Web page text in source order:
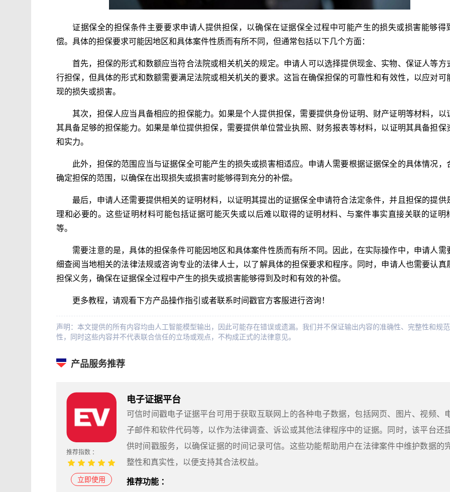
证据保全的担保条件主要要求申请人提供担保，以确保在证据保全过程中可能产生的损失或损害能够得
偿。具体的担保要求可能因地区和具体案件性质而有所不同，但通常包括以下几个方面：
首先，担保的形式和数额应当符合法院或相关机关的规定。申请人可以选择提供现金、实物、保证人等方
行担保，但具体的形式和数额需要满足法院或相关机关的要求。这旨在确保担保的可靠性和有效性，以应对可
现的损失或损害。
其次，担保人应当具备相应的担保能力。如果是个人提供担保，需要提供身份证明、财产证明等材料，以
其具备足够的担保能力。如果是单位提供担保，需要提供单位营业执照、财务报表等材料，以证明其具备担保
和实力。
此外，担保的范围应当与证据保全可能产生的损失或损害相适应。申请人需要根据证据保全的具体情况，
确定担保的范围，以确保在出现损失或损害时能够得到充分的补偿。
最后，申请人还需要提供相关的证明材料，以证明其提出的证据保全申请符合法定条件，并且担保的提供
理和必要的。这些证明材料可能包括证据可能灭失或以后难以取得的证明材料、与案件事实直接关联的证明
等。
需要注意的是，具体的担保条件可能因地区和具体案件性质而有所不同。因此，在实际操作中，申请人需
细查阅当地相关的法律法规或咨询专业的法律人士，以了解具体的担保要求和程序。同时，申请人也需要认真
担保义务，确保在证据保全过程中产生的损失或损害能够得到及时和有效的补偿。
更多教程，请观看下方产品操作指引或者联系时间戳官方客服进行咨询！
声明：本文提供的所有内容均由人工智能模型输出，因此可能存在错误或遗漏。我们并不保证输出内容的准确性、完整性和规范
性，同时这些内容并不代表联合信任的立场或观点，不构成正式的法律意见。
产品服务推荐
推荐指数 ：
立即使用
电子证据平台
可信时间戳电子证据平台可用于获取互联网上的各种电子数据，包括网页、图片、视频、
子邮件和软件代码等，以作为法律调查、诉讼或其他法律程序中的证据。同时，该平台还
供时间戳服务，以确保证据的时间记录可信。这些功能帮助用户在法律案件中维护数据的
整性和真实性，以便支持其合法权益。
推荐功能 ：